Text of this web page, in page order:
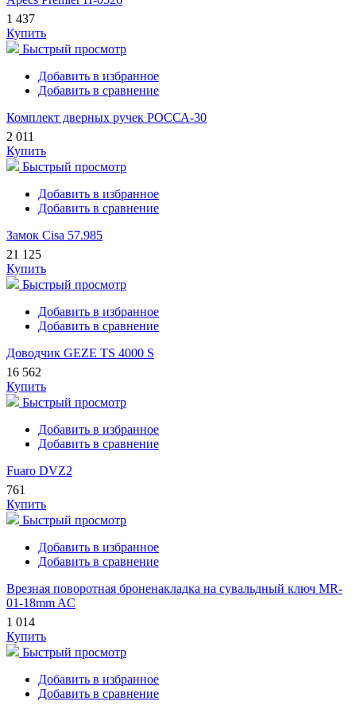
1 437
Купить
Быстрый просмотр
Добавить в избранное
Добавить в сравнение
Комплект дверных ручек РОССА-30
2 011
Купить
Быстрый просмотр
Добавить в избранное
Добавить в сравнение
Замок Cisa 57.985
21 125
Купить
Быстрый просмотр
Добавить в избранное
Добавить в сравнение
Доводчик GEZE TS 4000 S
16 562
Купить
Быстрый просмотр
Добавить в избранное
Добавить в сравнение
Fuaro DVZ2
761
Купить
Быстрый просмотр
Добавить в избранное
Добавить в сравнение
Врезная поворотная броненакладка на сувальдный ключ MR-
01-18mm AC
1 014
Купить
Быстрый просмотр
Добавить в избранное
Добавить в сравнение